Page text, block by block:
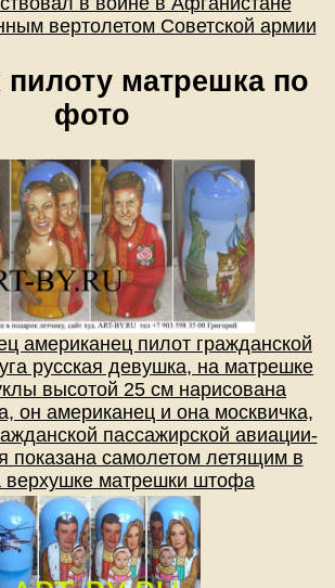
вертолетом Советской армии
матрешка по
фото
американец пилот гражданской
русская девушка, на матрешке
высотой 25 см нарисована
он американец и она москвичка,
пассажирской авиации-
показана самолетом летящим в
верхушке матрешки штофа